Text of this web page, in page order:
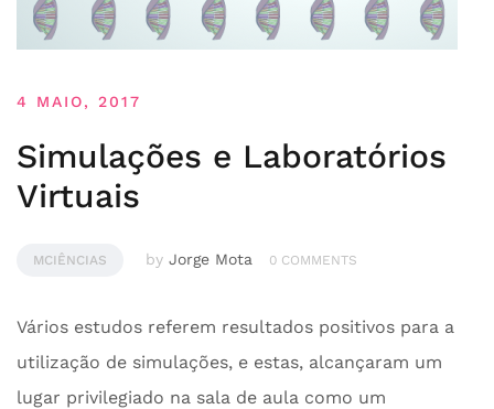
4 MAIO, 2017
Simulações e Laboratórios
Virtuais
MCIÊNCIAS by Jorge Mota 0 COMMENTS
Vários estudos referem resultados positivos para a
utilização de simulações, e estas, alcançaram um
lugar privilegiado na sala de aula como um